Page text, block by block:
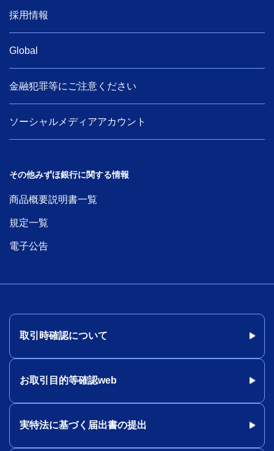
採用情報
Global
金融犯罪等にご注意ください
ソーシャルメディアアカウント
その他みずほ銀行に関する情報
商品概要説明書一覧
規定一覧
電子公告
取引時確認について
お取引目的等確認web
実特法に基づく届出書の提出